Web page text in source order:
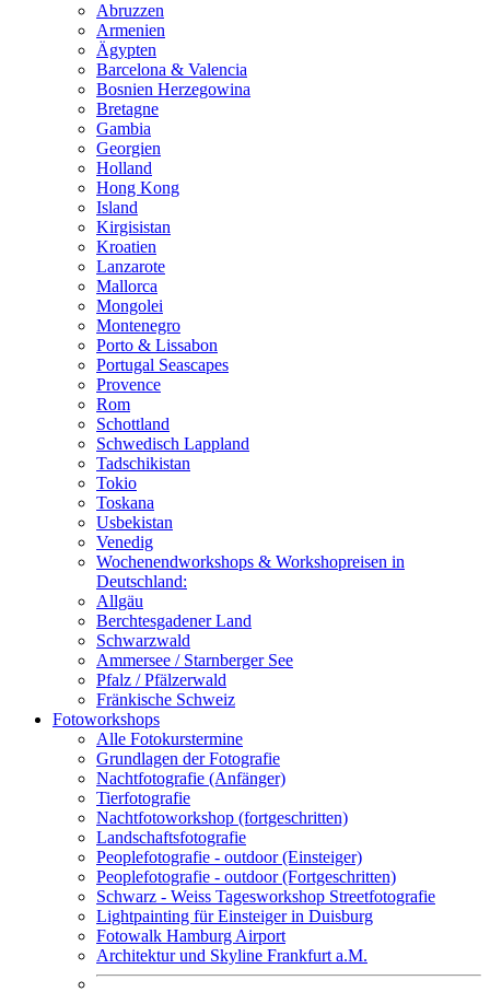
Abruzzen
Armenien
Ägypten
Barcelona & Valencia
Bosnien Herzegowina
Bretagne
Gambia
Georgien
Holland
Hong Kong
Island
Kirgisistan
Kroatien
Lanzarote
Mallorca
Mongolei
Montenegro
Porto & Lissabon
Portugal Seascapes
Provence
Rom
Schottland
Schwedisch Lappland
Tadschikistan
Tokio
Toskana
Usbekistan
Venedig
Wochenendworkshops & Workshopreisen in
Deutschland:
Allgäu
Berchtesgadener Land
Schwarzwald
Ammersee / Starnberger See
Pfalz / Pfälzerwald
Fränkische Schweiz
Fotoworkshops
Alle Fotokurstermine
Grundlagen der Fotografie
Nachtfotografie (Anfänger)
Tierfotografie
Nachtfotoworkshop (fortgeschritten)
Landschaftsfotografie
Peoplefotografie - outdoor (Einsteiger)
Peoplefotografie - outdoor (Fortgeschritten)
Schwarz - Weiss Tagesworkshop Streetfotografie
Lightpainting für Einsteiger in Duisburg
Fotowalk Hamburg Airport
Architektur und Skyline Frankfurt a.M.